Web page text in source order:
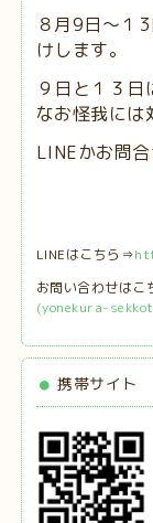
８月9日～１
けします。
９日と１３日
なお怪我には
LINEかお問合
LINEはこちら⇒
お問い合わせは
(yonekura-
携帯サイト